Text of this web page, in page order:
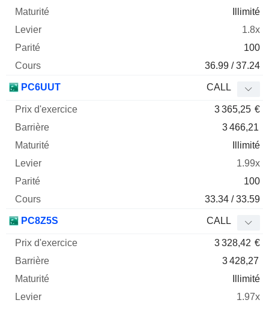
Illimité
1.8x
100
36.99 / 37.24
PC6UUT CALL
3 365,25 €
3 466,21
Illimité
1.99x
100
33.34 / 33.59
PC8Z5S CALL
3 328,42 €
3 428,27
Illimité
1.97x